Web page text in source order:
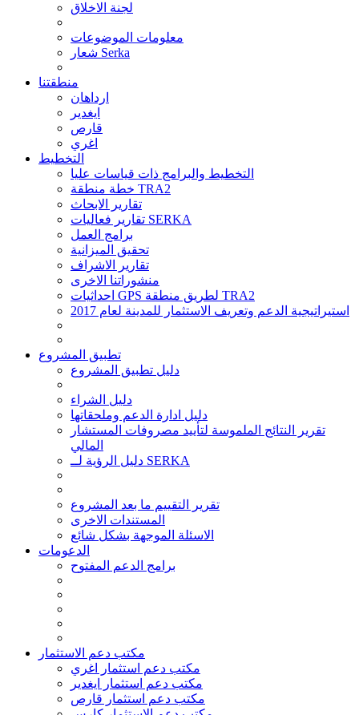
لجنة الاخلاق
معلومات الموضوعات
شعار Serka
منطقتنا
ارداهان
ايغدير
قارص
اغري
التخطيط
التخطيط والبرامج ذات قياسات عليا
خطة منطقة TRA2
تقارير الابحاث
تقارير فعاليات SERKA
برامج العمل
تحقيق الميزانية
تقارير الاشراف
منشوراتنا الاخرى
احداثيات GPS لطريق منطقة TRA2
استيراتيجية الدعم وتعريف الاستثمار للمدينة لعام 2017
تطبيق المشروع
دليل تطبيق المشروع
دليل الشراء
دليل ادارة الدعم وملحقاتها
تقرير النتائج الملموسة لتأييد مصروفات المستشار
المالي
دليل الرؤية لــ SERKA
تقرير التقييم ما بعد المشروع
المستندات الاخرى
الاسئلة الموجهة بشكل شائع
الدعومات
برامج الدعم المفتوح
مكتب دعم الاستثمار
مكتب دعم استثمار اغري
مكتب دعم استثمار ايغدير
مكتب دعم استثمار قارص